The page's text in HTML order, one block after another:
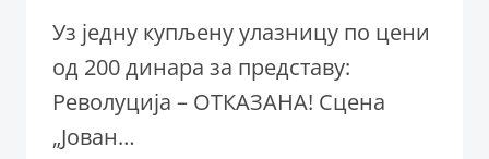
Уз једну купљену улазницу по цени
од 200 динара за представу:
Револуција – ОТКАЗАНА! Сцена
„Јован…